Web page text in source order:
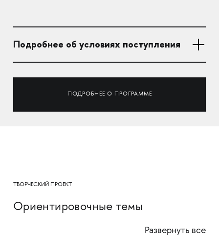
Подробнее об условиях поступления
ПОДРОБНЕЕ О ПРОГРАММЕ
ТВОРЧЕСКИЙ ПРОЕКТ
Ориентировочные темы
Развернуть все